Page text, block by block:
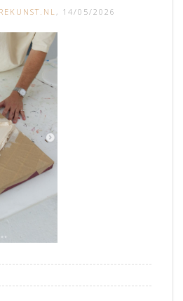
, 14/05/2026